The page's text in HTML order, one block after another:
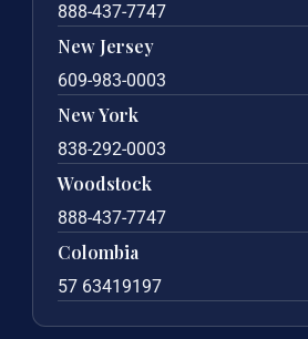
888-437-7747
New Jersey
609-983-0003
New York
838-292-0003
Woodstock
888-437-7747
Colombia
57 63419197